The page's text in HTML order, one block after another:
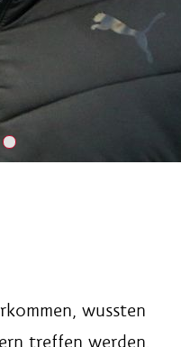
wussten
treffen werden.